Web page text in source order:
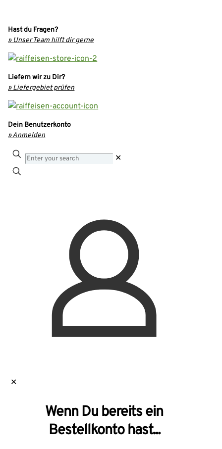
Hast du Fragen?
» Unser Team hilft dir gerne
Liefern wir zu Dir?
» Liefergebiet prüfen
Dein Benutzerkonto
» Anmelden
Enter
your
✕
✕
Wenn Du bereits ein
Bestellkonto hast...